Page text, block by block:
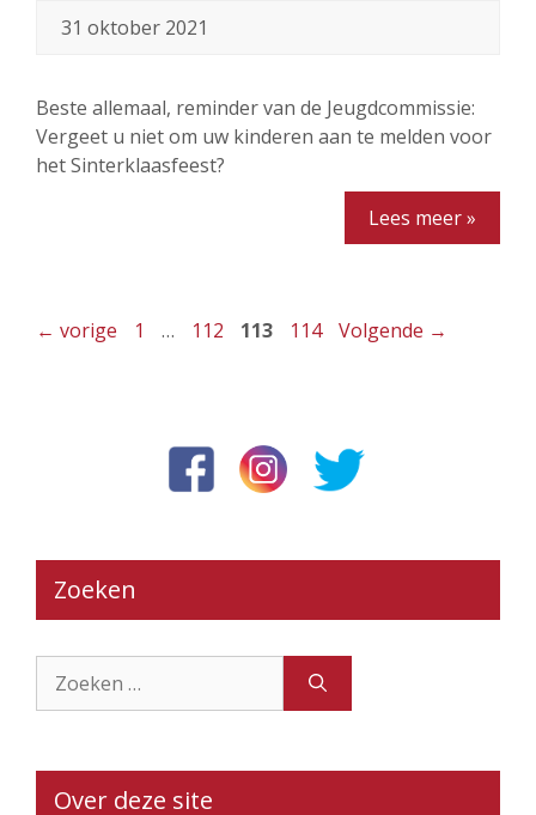
31 oktober 2021
Beste allemaal, reminder van de Jeugdcommissie:
Vergeet u niet om uw kinderen aan te melden voor
het Sinterklaasfeest?
Lees meer »
← vorige Pagina
1 … Pagina
112 Pagina
113 Pagina
114 Volgende →
Zoeken
naar:
Over deze site